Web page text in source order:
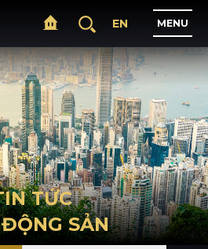
ANG CHỦ
ỚI THIỆU
D Ự Á N
EN MENU
TỨC
SẢN